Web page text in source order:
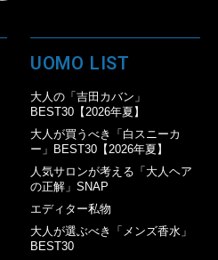
UOMO LIST
大人の「吉田カバン」
BEST30【2026年夏】
大人が買うべき「白スニーカ
ー」BEST30【2026年夏】
人気サロンが考える「大人ヘア
の正解」SNAP
エディター私物
大人が選ぶべき「メンズ香水」
BEST30